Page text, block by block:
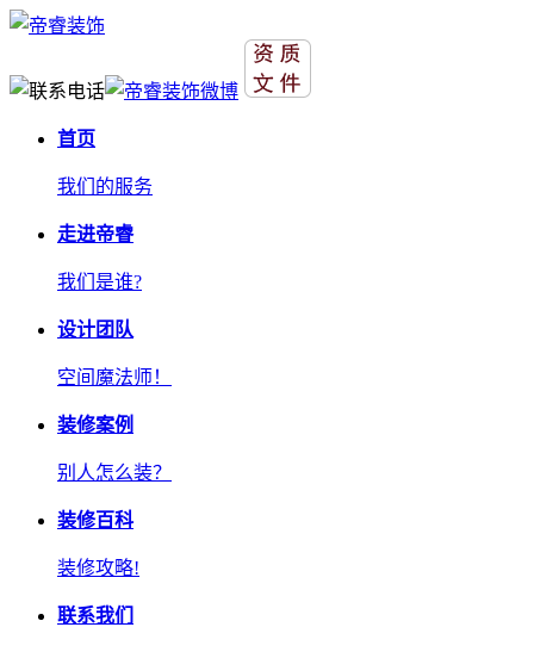
首页
我们的服务
走进帝睿
我们是谁?
设计团队
空间魔法师！
装修案例
别人怎么装？
装修百科
装修攻略!
联系我们